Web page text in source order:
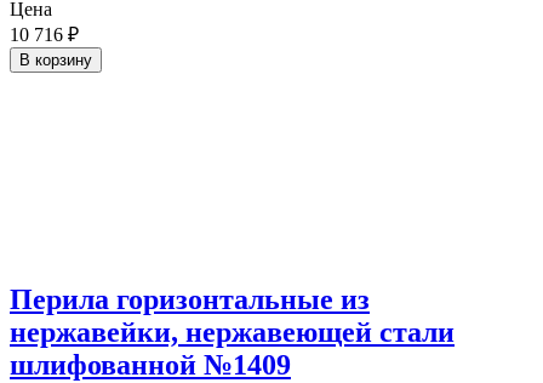
Цена
10 716 ₽
В корзину
Перила горизонтальные из
нержавейки, нержавеющей стали
шлифованной №1409